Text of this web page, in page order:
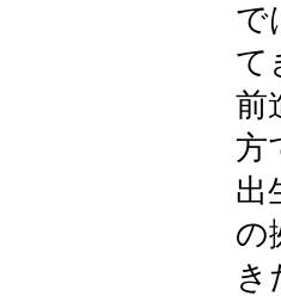
で
て
前
方
出
の
き